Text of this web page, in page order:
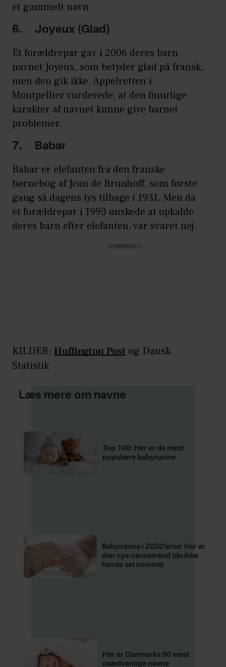
et gammelt navn.
6. Joyeux (Glad)
Et forældrepar gav i 2006 deres barn
navnet Joyeux, som betyder glad på fransk,
men den gik ikke. Appelretten i
Montpellier vurderede, at den finurlige
karakter af navnet kunne give barnet
problemer.
7. Babar
Babar er elefanten fra den franske
børnebog af Jean de Brunhoff, som første
gang så dagens lys tilbage i 1931. Men da
et forældrepar i 1993 ønskede at opkalde
deres barn efter elefanten, var svaret nej.
Annonce
KILDER: Huffington Post og Dansk
Statistik
Læs mere om navne
Top 100: Her er de mest
populære babynavne
Babynavne i 2020’erne: Her er
den nye navnetrend (du ikke
havde set komme)
Her er Danmarks 90 mest
usædvanlige navne